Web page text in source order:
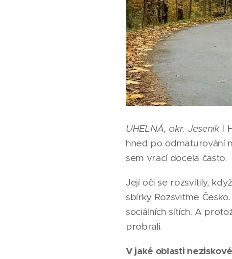
UHELNÁ, okr. Jeseník |
hned po odmaturování
sem vrací docela často.
Její oči se rozsvítily,
sbírky Rozsviťme
sociálních sítích. A
probrali.
V jaké oblasti